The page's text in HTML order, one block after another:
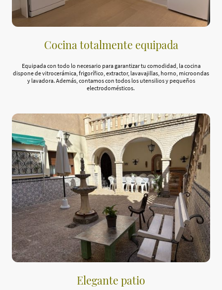
Cocina totalmente equipada
Equipada con todo lo necesario para garantizar tu comodidad, la cocina
dispone de vitrocerámica, frigorífico, extractor, lavavajillas, horno, microondas
y lavadora. Además, contamos con todos los utensilios y pequeños
electrodomésticos.
Elegante patio